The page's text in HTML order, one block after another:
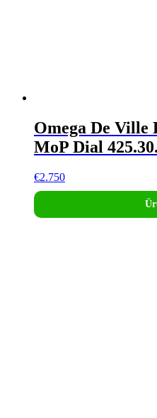
Omega De Ville
MoP Dial
€2.750